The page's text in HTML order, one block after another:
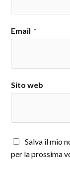
Email *
Sito web
Salva il mio
per la prossima